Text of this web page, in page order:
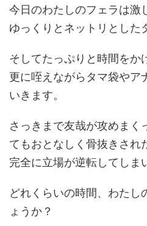
今日のわたしのフェラは激
ゆっくりとネットリとした
そしてたっぷりと時間をか
更に咥えながらタマ袋やア
いきます。
さっきまで友哉が攻めまく
てもおとなしく骨抜きされ
完全に立場が逆転してしま
どれくらいの時間、わたし
ょうか？